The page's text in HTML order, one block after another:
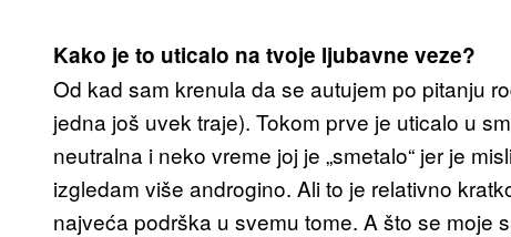
Kako je to uticalo na tvoje ljubavne veze?
Od kad sam krenula da se autujem po pitanju
jedna još uvek traje). Tokom prve je uticalo u
neutralna i neko vreme joj je „smetalo“ jer je
izgledam više androgino. Ali to je relativno
najveća podrška u svemu tome. A što se moje